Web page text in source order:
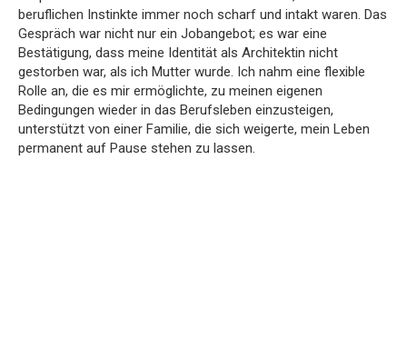
beruflichen Instinkte immer noch scharf und intakt waren. Das
Gespräch war nicht nur ein Jobangebot; es war eine
Bestätigung, dass meine Identität als Architektin nicht
gestorben war, als ich Mutter wurde. Ich nahm eine flexible
Rolle an, die es mir ermöglichte, zu meinen eigenen
Bedingungen wieder in das Berufsleben einzusteigen,
unterstützt von einer Familie, die sich weigerte, mein Leben
permanent auf Pause stehen zu lassen.